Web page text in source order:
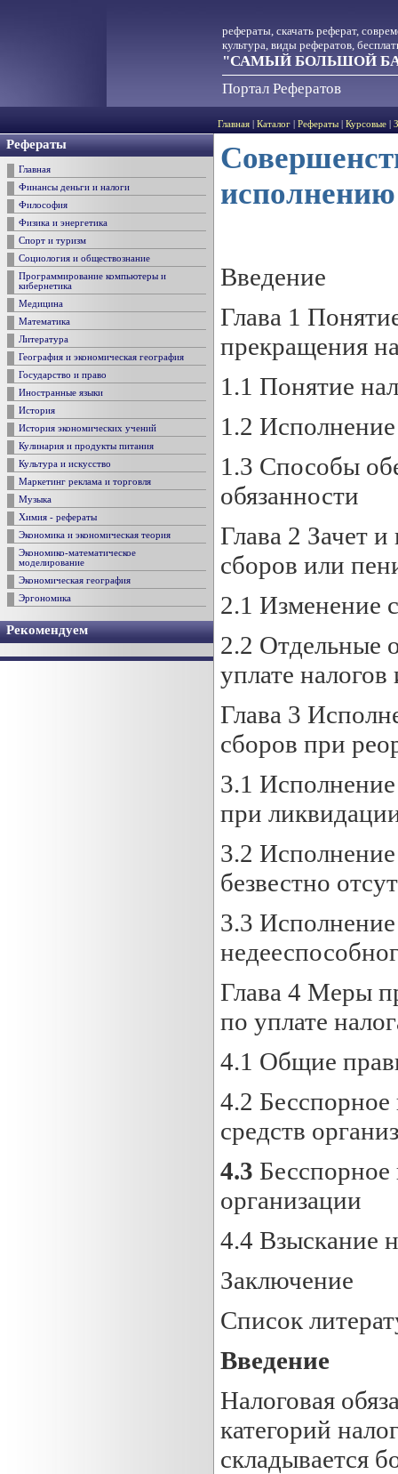
рефераты, скачать реферат,
культура, виды рефератов,
"САМЫЙ БОЛЬШОЙ
Портал Рефератов
Главная Каталог Рефераты Курсовые
Рефераты
Главная
Финансы деньги и налоги
Философия
Физика и энергетика
Спорт и туризм
Социология и обществознание
Программирование компьютеры и
кибернетика
Медицина
Математика
Литература
География и экономическая география
Государство и право
Иностранные языки
История
История экономических учений
Кулинария и продукты питания
Культура и искусство
Маркетинг реклама и торговля
Музыка
Химия - рефераты
Экономика и экономическая теория
Экономико-математическое
моделирование
Экономическая география
Эргономика
Рекомендуем
исполнению
Введение
Глава 1
прекращения
1.1 Понятие
1.2
1.3 Способы
обязанности
Глава 2 Зачет
сборов или
2.1 Изменение
2.2 Отдельные
уплате налогов
Глава 3
сборов при
3.1 Исполнение
при
3.2 Исполнение
безвестно
3.3 Исполнение
Глава 4 Меры
по уплате
4.1 Общие
4.2 Бесспорное
средств
4.3 Бесспорное
организации
4.4 Взыскание
Заключение
Список
Введение
Налоговая
категорий
складывается